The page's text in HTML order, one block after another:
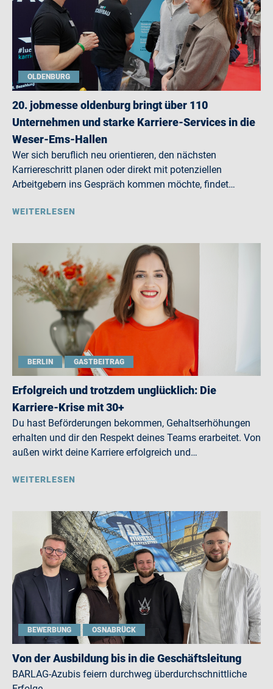
OLDENBURG
20. jobmesse oldenburg bringt über 110
Unternehmen und starke Karriere-Services in die
Weser-Ems-Hallen
Wer sich beruflich neu orientieren, den nächsten
Karriereschritt planen oder direkt mit potenziellen
Arbeitgebern ins Gespräch kommen möchte, findet…
WEITERLESEN
BERLIN GASTBEITRAG
Erfolgreich und trotzdem unglücklich: Die
Karriere-Krise mit 30+
Du hast Beförderungen bekommen, Gehaltserhöhungen
erhalten und dir den Respekt deines Teams erarbeitet. Von
außen wirkt deine Karriere erfolgreich und…
WEITERLESEN
BEWERBUNG OSNABRÜCK
Von der Ausbildung bis in die Geschäftsleitung
BARLAG-Azubis feiern durchweg überdurchschnittliche